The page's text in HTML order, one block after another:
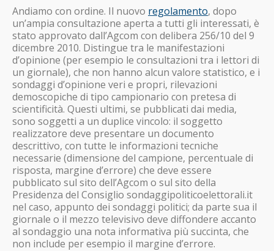
Andiamo con ordine. Il nuovo regolamento, dopo
un’ampia consultazione aperta a tutti gli interessati, è
stato approvato dall’Agcom con delibera 256/10 del 9
dicembre 2010. Distingue tra le manifestazioni
d’opinione (per esempio le consultazioni tra i lettori di
un giornale), che non hanno alcun valore statistico, e i
sondaggi d’opinione veri e propri, rilevazioni
demoscopiche di tipo campionario con pretesa di
scientificità. Questi ultimi, se pubblicati dai media,
sono soggetti a un duplice vincolo: il soggetto
realizzatore deve presentare un documento
descrittivo, con tutte le informazioni tecniche
necessarie (dimensione del campione, percentuale di
risposta, margine d’errore) che deve essere
pubblicato sul sito dell’Agcom o sul sito della
Presidenza del Consiglio sondaggipoliticoelettorali.it
nel caso, appunto dei sondaggi politici; da parte sua il
giornale o il mezzo televisivo deve diffondere accanto
al sondaggio una nota informativa più succinta, che
non include per esempio il margine d’errore.